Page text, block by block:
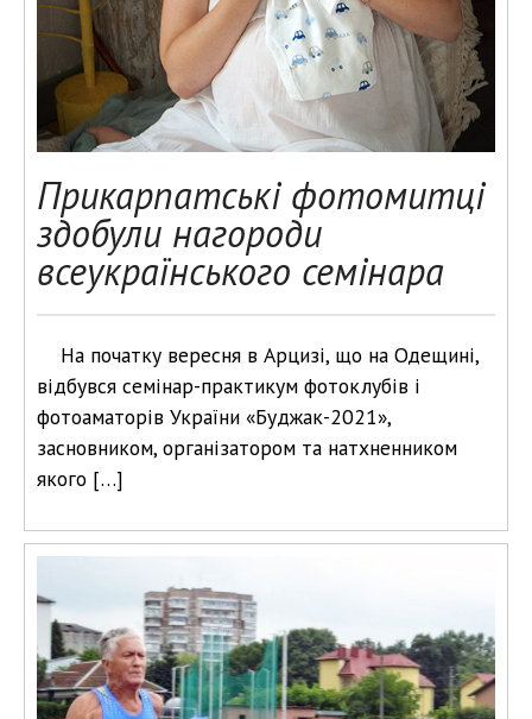
Прикарпатські фотомитці
здобули нагороди
всеукраїнського семінара
На початку вересня в Арцизі, що на Одещині,
відбувся семінар-практикум фотоклубів і
фотоаматорів України «Буджак-2021»,
засновником, організатором та натхненником
якого […]